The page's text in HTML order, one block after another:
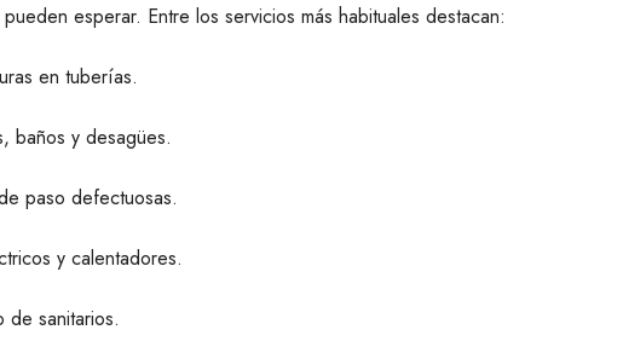
esperar. Entre los servicios más habituales destacan:
en tuberías.
baños y desagües.
paso defectuosas.
y calentadores.
de sanitarios.